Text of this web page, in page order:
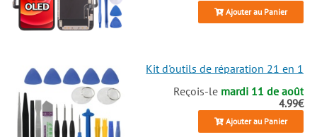
Ajouter au Panier
Kit d'outils de réparation 21 en 1
Reçois-le mardi 11 de août
4.99€
Ajouter au Panier